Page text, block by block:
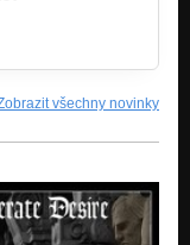
všechny novinky